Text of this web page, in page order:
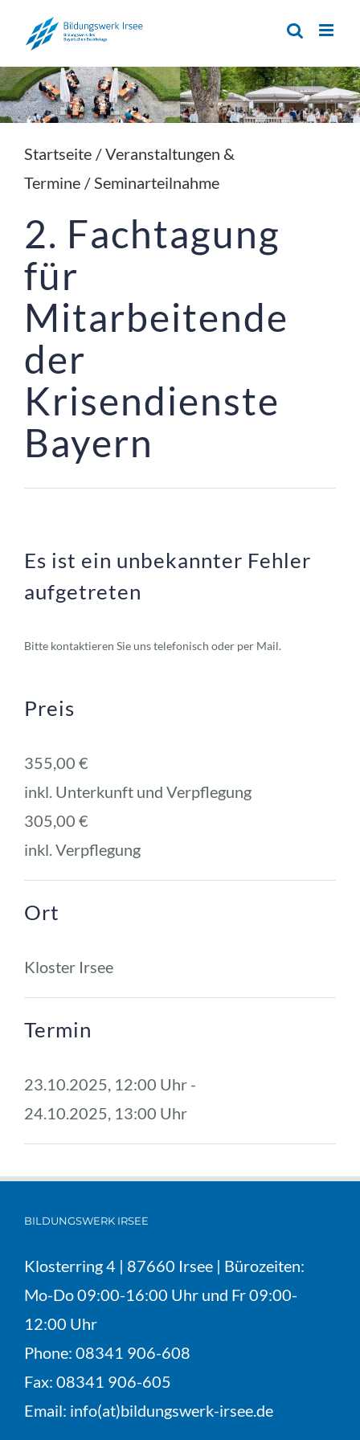
Inhalt
springen
Startseite / Veranstaltungen &
Termine / Seminarteilnahme
2. Fachtagung
für
Mitarbeitende
der
Krisendienste
Bayern
Es ist ein unbekannter Fehler
aufgetreten
Bitte kontaktieren Sie uns telefonisch oder per Mail.
Preis
355,00 €
inkl. Unterkunft und Verpflegung
305,00 €
inkl. Verpflegung
Ort
Kloster Irsee
Termin
23.10.2025, 12:00 Uhr -
24.10.2025, 13:00 Uhr
BILDUNGSWERK IRSEE
Klosterring 4 | 87660 Irsee | Bürozeiten:
Mo-Do 09:00-16:00 Uhr und Fr 09:00-
12:00 Uhr
Phone: 08341 906-608
Fax: 08341 906-605
Email: info(at)bildungswerk-irsee.de